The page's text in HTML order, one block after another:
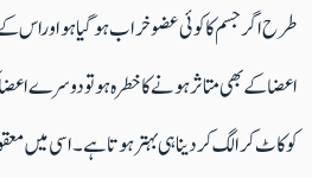
طرح اگر جسم کا کوئی عضو خراب ہوگیاہو
اعضا کے بھی متاثرہونے کا خطرہ ہو تو دوسرے
کوکاٹ کر الگ کردینا ہی بہتر ہوتا ہے۔اسی